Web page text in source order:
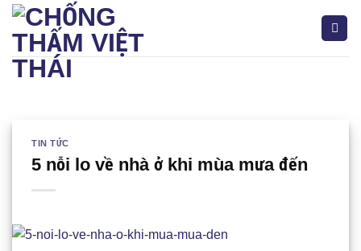
Bỏ
TIN TỨC
5 nỗi lo về nhà ở khi mùa mưa đến